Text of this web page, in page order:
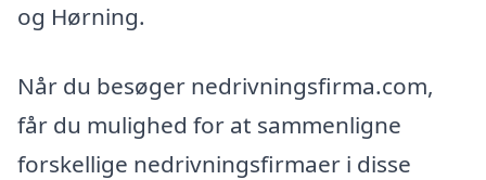
og Hørning.
Når du besøger nedrivningsfirma.com,
får du mulighed for at sammenligne
forskellige nedrivningsfirmaer i disse